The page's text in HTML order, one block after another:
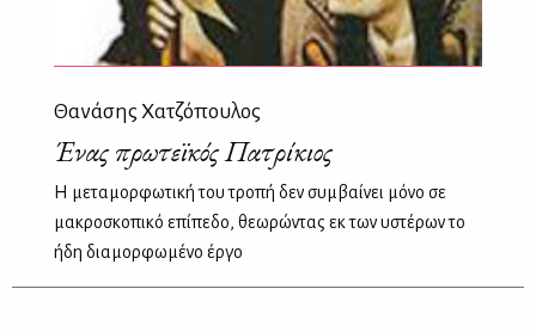
Θανάσης Χατζόπουλος
Ένας πρωτεϊκός Πατρίκιος
Η μεταμορφωτική του τροπή δεν συμβαίνει μόνο σε
μακροσκοπικό επίπεδο, θεωρώντας εκ των υστέρων το
ήδη διαμορφωμένο έργο